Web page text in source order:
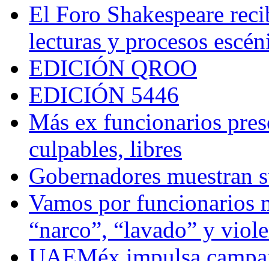
El Foro Shakespeare
lecturas y procesos
EDICIÓN QROO
EDICIÓN 5446
Más ex funcionarios
culpables, libres
Gobernadores muestran
Vamos por funcionarios
“narco”, “lavado” y